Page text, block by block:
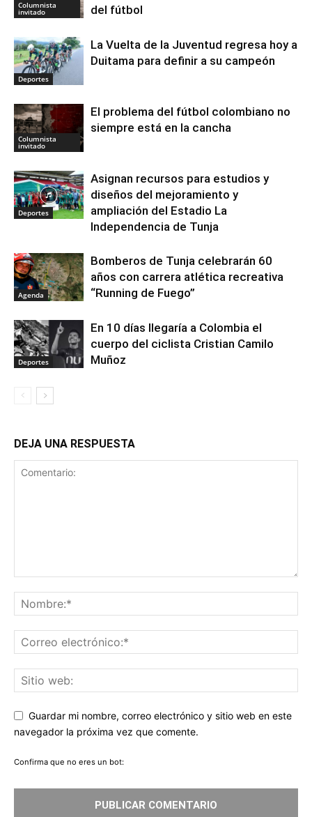
Columnista
invitado
del fútbol
Deportes
La Vuelta de la Juventud regresa hoy a
Duitama para definir a su campeón
Columnista
invitado
El problema del fútbol colombiano no
siempre está en la cancha
Deportes
Asignan recursos para estudios y
diseños del mejoramiento y
ampliación del Estadio La
Independencia de Tunja
Agenda
Bomberos de Tunja celebrarán 60
años con carrera atlética recreativa
“Running de Fuego”
Deportes
En 10 días llegaría a Colombia el
cuerpo del ciclista Cristian Camilo
Muñoz
DEJA UNA RESPUESTA
Guardar mi nombre, correo electrónico y sitio web en este
navegador la próxima vez que comente.
Confirma que no eres un bot: